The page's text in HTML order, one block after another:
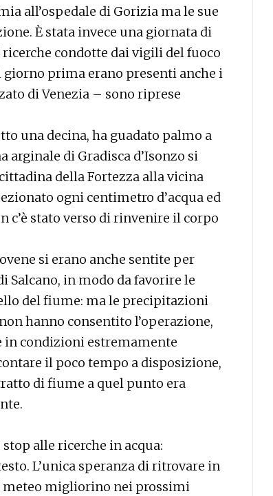
all’ospedale di Gorizia ma le sue
È stata invece una giornata di
condotte dai vigili del fuoco
prima erano presenti anche i
di Venezia – sono riprese
una decina, ha guadato palmo a
arginale di Gradisca d’Isonzo si
della Fortezza alla vicina
ogni centimetro d’acqua ed
c’è stato verso di rinvenire il corpo
si erano anche sentite per
Salcano, in modo da favorire le
del fiume: ma le precipitazioni
hanno consentito l’operazione,
in condizioni estremamente
il poco tempo a disposizione,
di fiume a quel punto era
alle ricerche in acqua:
L’unica speranza di ritrovare in
meteo migliorino nei prossimi